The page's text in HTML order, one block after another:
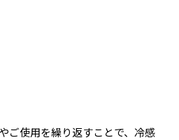
ご使用を繰り返すことで、冷感